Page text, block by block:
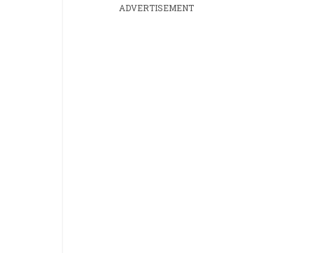
ADVERTISEMENT